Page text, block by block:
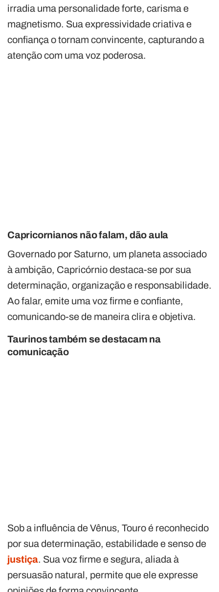
irradia uma personalidade forte, carisma e
magnetismo. Sua expressividade criativa e
confiança o tornam convincente, capturando a
atenção com uma voz poderosa.
Capricornianos não falam, dão aula
Governado por Saturno, um planeta associado
à ambição, Capricórnio destaca-se por sua
determinação, organização e responsabilidade.
Ao falar, emite uma voz firme e confiante,
comunicando-se de maneira clira e objetiva.
Taurinos também se destacam na
comunicação
Sob a influência de Vênus, Touro é reconhecido
por sua determinação, estabilidade e senso de
justiça. Sua voz firme e segura, aliada à
persuasão natural, permite que ele expresse